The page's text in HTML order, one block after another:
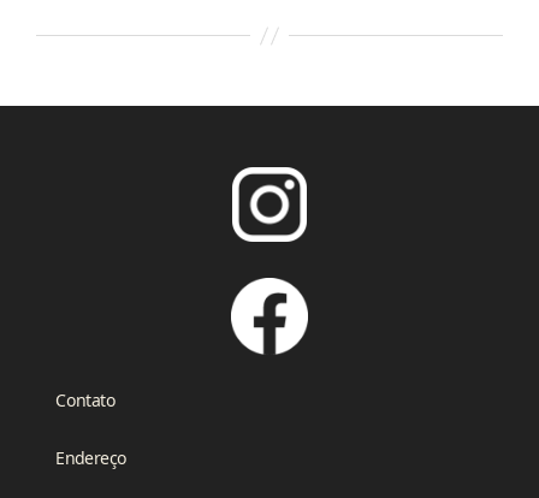
Contato
Endereço